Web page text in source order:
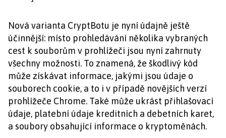
Nová varianta CryptBotu je nyní údajně ještě
účinnější: místo prohledávání několika vybraných
cest k souborům v prohlížeči jsou nyní zahrnuty
všechny možnosti. To znamená, že škodlivý kód
může získávat informace, jakými jsou údaje o
souborech cookie, a to i v případě novějších verzí
prohlížeče Chrome. Také může ukrást přihlašovací
údaje, platební údaje kreditních a debetních karet,
a soubory obsahující informace o kryptoměnách.